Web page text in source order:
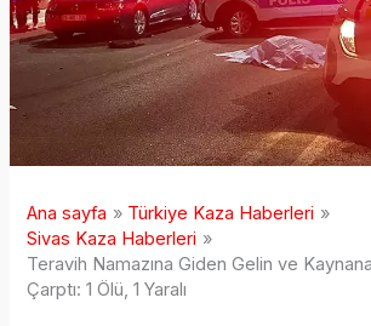
Ana sayfa
Türkiye Kaza Haberleri
Sivas Kaza Haberleri
Teravih Namazına Giden Gelin ve
Çarptı: 1 Ölü, 1 Yaralı